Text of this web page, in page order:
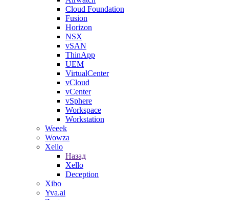
Cloud Foundation
Fusion
Horizon
NSX
vSAN
ThinApp
UEM
VirtualCenter
vCloud
vCenter
vSphere
Workspace
Workstation
Weeek
Wowza
Xello
Назад
Xello
Deception
Xibo
Yva.ai